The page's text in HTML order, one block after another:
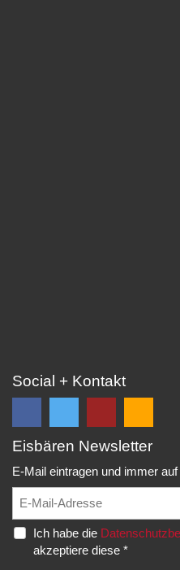
Social + Kontakt
Folge
auf
Facebook
und
erhalte
die
Folge
auf
Twitter
und
erhalte
die
EC
Eppelheim
Rudolf-
Diesel-
Str.
Falls
unsere
etc.
Eisbären Newsletter
E-Mail eintragen und immer
Ich habe die
akzeptiere diese *